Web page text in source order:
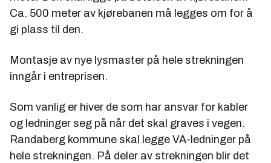
Ca. 500 meter av kjørebanen må legges om for å
gi plass til den.
Montasje av nye lysmaster på hele strekningen
inngår i entreprisen.
Som vanlig er hiver de som har ansvar for kabler
og ledninger seg på når det skal graves i vegen.
Randaberg kommune skal legge VA-ledninger på
hele strekningen. På deler av strekningen blir det